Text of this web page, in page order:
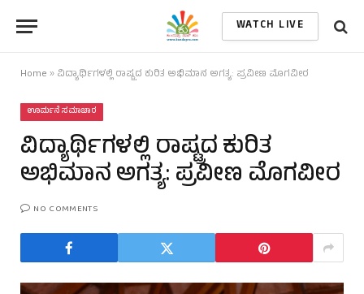
WATCH LIVE
Home » ವಿದ್ಯಾರ್ಥಿಗಳಲ್ಲಿ ರಾಷ್ಟ್ರದ ಕುರಿತ ಅಭಿಮಾನ ಅಗತ್ಯ: ಪ್ರವೀಣ ಮೊಗವೀರ
ಊರ್ಮನೆ ಸಮಾಚಾರ
ವಿದ್ಯಾರ್ಥಿಗಳಲ್ಲಿ ರಾಷ್ಟ್ರದ ಕುರಿತ
ಅಭಿಮಾನ ಅಗತ್ಯ: ಪ್ರವೀಣ ಮೊಗವೀರ
NO COMMENTS